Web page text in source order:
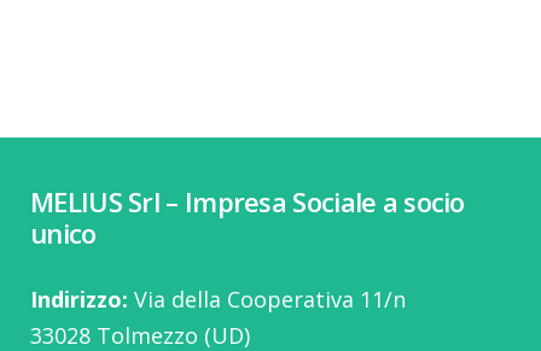
MELIUS Srl – Impresa Sociale a socio
unico
Indirizzo: Via della Cooperativa 11/n
33028 Tolmezzo (UD)